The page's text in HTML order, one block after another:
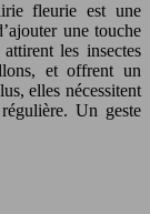
fleurie est une
une touche
les insectes
et offrent un
elles nécessitent
Un geste